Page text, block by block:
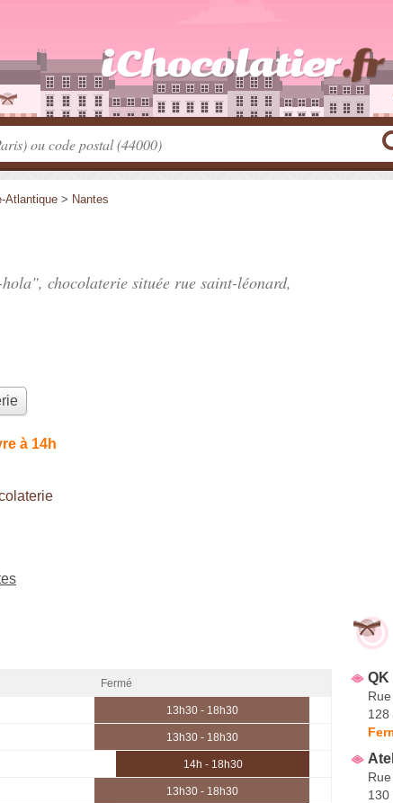
Atlantique > Nantes
chocolaterie située rue saint-léonard,
à 14h
Fermé
13h30 - 18h30
13h30 - 18h30
14h - 18h30
13h30 - 18h30
QK
128
130